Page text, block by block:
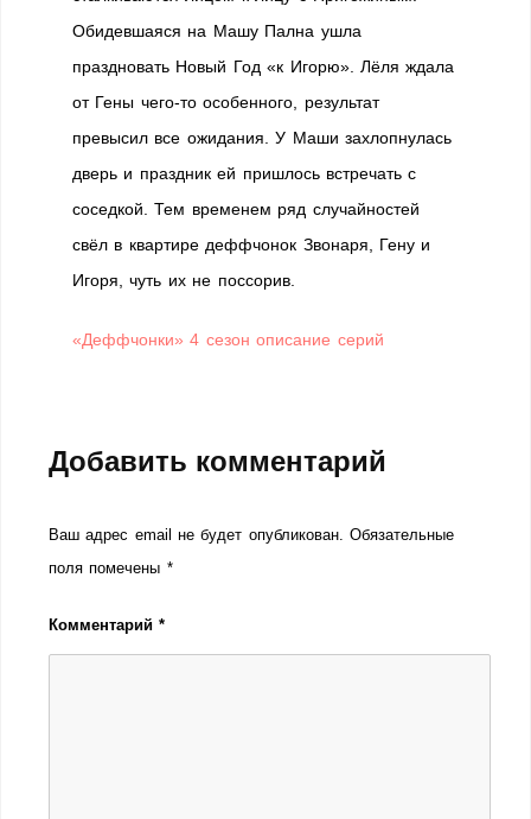
Обидевшаяся на Машу Пална ушла
праздновать Новый Год «к Игорю». Лёля ждала
от Гены чего-то особенного, результат
превысил все ожидания. У Маши захлопнулась
дверь и праздник ей пришлось встречать с
соседкой. Тем временем ряд случайностей
свёл в квартире деффчонок Звонаря, Гену и
Игоря, чуть их не поссорив.
«Деффчонки» 4 сезон описание серий
Добавить комментарий
Ваш адрес email не будет опубликован. Обязательные
поля помечены *
Комментарий*